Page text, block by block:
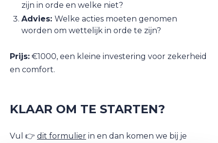
zijn in orde en welke niet?
Advies: Welke acties moeten genomen
worden om wettelijk in orde te zijn?
Prijs: €1000, een kleine investering voor zekerheid
en comfort.
KLAAR OM TE STARTEN?
Vul 👉 dit formulier in en dan komen we bij je